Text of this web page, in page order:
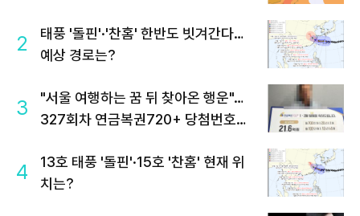
2
태풍 '돌핀'·'찬홈' 한반도 빗겨간다…
예상 경로는?
3
"서울 여행하는 꿈 뒤 찾아온 행운"…
327회차 연금복권720+ 당첨번호조
4
13호 태풍 '돌핀'·15호 '찬홈' 현재 위
치는?